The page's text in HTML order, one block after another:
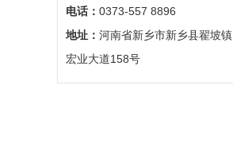
电话： 0373-557 8896
地址： 河南省新乡市新乡县翟坡镇
宏业大道158号